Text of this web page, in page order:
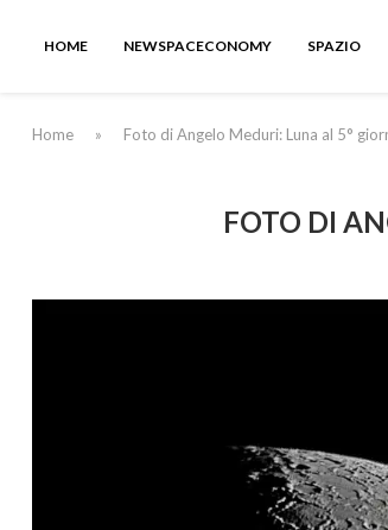
HOME NEWSPACECONOMY SPAZIO
Home » Foto di Angelo Meduri: Luna al 5°
FOTO DI